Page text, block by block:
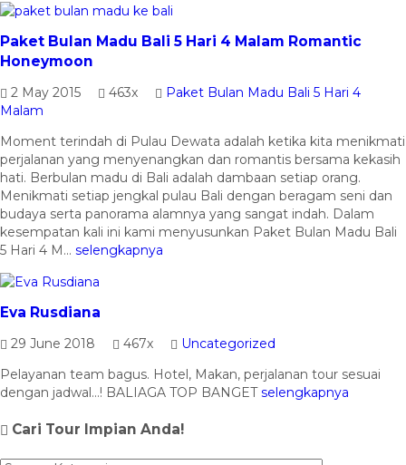
Paket Bulan Madu Bali 5 Hari 4 Malam Romantic
Honeymoon
2 May 2015 463x
Paket Bulan Madu Bali 5 Hari 4
Malam
Moment terindah di Pulau Dewata adalah ketika kita menikmati
perjalanan yang menyenangkan dan romantis bersama kekasih
hati. Berbulan madu di Bali adalah dambaan setiap orang.
Menikmati setiap jengkal pulau Bali dengan beragam seni dan
budaya serta panorama alamnya yang sangat indah. Dalam
kesempatan kali ini kami menyusunkan Paket Bulan Madu Bali
5 Hari 4 M... selengkapnya
Eva Rusdiana
29 June 2018 467x
Uncategorized
Pelayanan team bagus. Hotel, Makan, perjalanan tour sesuai
dengan jadwal…! BALIAGA TOP BANGETselengkapnya
Cari Tour Impian Anda!